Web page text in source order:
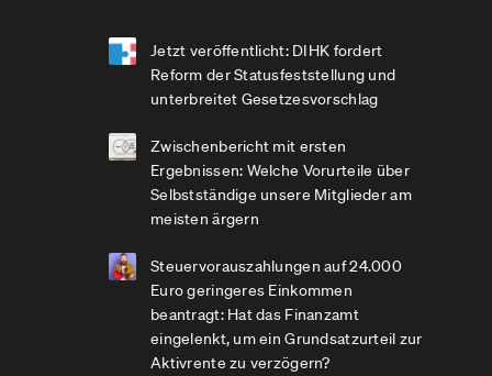
Jetzt veröffentlicht: DIHK fordert
Reform der Statusfeststellung und
unterbreitet Gesetzesvorschlag
Zwischenbericht mit ersten
Ergebnissen: Welche Vorurteile über
Selbstständige unsere Mitglieder am
meisten ärgern
Steuervorauszahlungen auf 24.000
Euro geringeres Einkommen
beantragt: Hat das Finanzamt
eingelenkt, um ein Grundsatzurteil zur
Aktivrente zu verzögern?